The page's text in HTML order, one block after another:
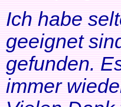
Ich habe
geeignet
gefunden.
immer